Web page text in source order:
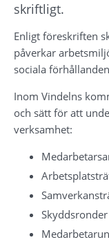
skriftligt.
Enligt föreskriften
påverkar
sociala
Inom Vindelns
och sätt för att
verksamhet:
Skyddsronder